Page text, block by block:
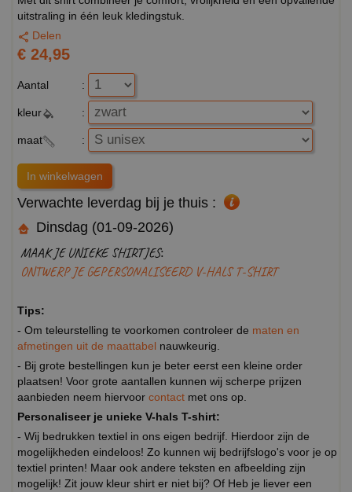
uitstraling in één leuk kledingstuk.
Delen
€ 24,95
Aantal :
kleur :
maat :
Verwachte leverdag bij je thuis :
Dinsdag (01-09-2026)
MAAK JE UNIEKE SHIRTJES:
ONTWERP JE GEPERSONALISEERD V-HALS T-SHIRT
Tips:
- Om teleurstelling te voorkomen controleer de maten en
afmetingen uit de maattabel nauwkeurig.
- Bij grote bestellingen kun je beter eerst een kleine order
plaatsen! Voor grote aantallen kunnen wij scherpe prijzen
aanbieden neem hiervoor contact met ons op.
Personaliseer je unieke V-hals T-shirt:
- Wij bedrukken textiel in ons eigen bedrijf. Hierdoor zijn de
mogelijkheden eindeloos! Zo kunnen wij bedrijfslogo's voor je op
textiel printen! Maar ook andere teksten en afbeelding zijn
mogelijk! Zit jouw kleur shirt er niet bij? Of Heb je liever een